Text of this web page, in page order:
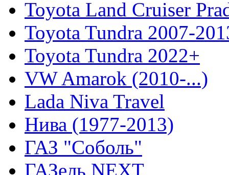
Toyota Land Cruiser
Toyota Tundra 2007-
Toyota Tundra 2022+
VW Amarok (2010-...)
Lada Niva Travel
Нива (1977-2013)
ГАЗ "Соболь"
ГАЗель NEXT